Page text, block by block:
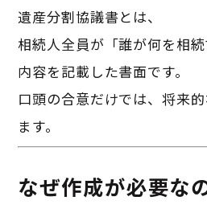
遺産分割協議書とは、
相続人全員が「誰が何を相
内容を記載した書面です。
口頭の合意だけでは、将来
ます。
なぜ作成が必要な